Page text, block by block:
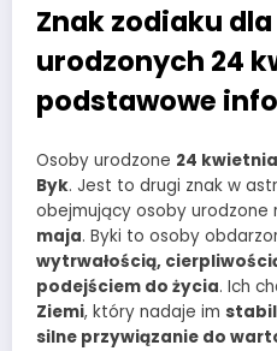
Znak zodiaku
urodzonych 24
podstawowe
Osoby urodzone 24 kwietnia
Byk. Jest to drugi znak w
obejmujący osoby urodzone
maja. Byki to osoby
wytrwałością,
podejściem do życia. Ich
Ziemi, który nadaje im
silne przywiązanie do